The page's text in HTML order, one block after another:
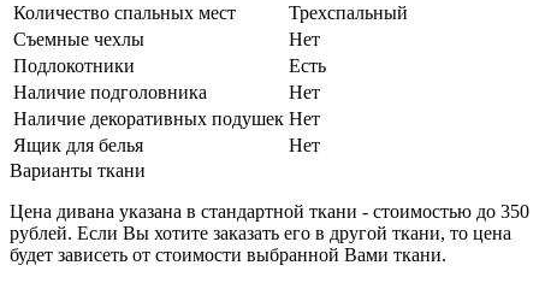
Количество спальных мест
Трехспальный
Съемные чехлы
Нет
Подлокотники
Есть
Наличие подголовника
Нет
Наличие декоративных подушек Нет
Ящик для белья
Нет
Варианты ткани
Цена дивана указана в стандартной ткани - стоимостью до 350
рублей. Если Вы хотите заказать его в другой ткани, то цена
будет зависеть от стоимости выбранной Вами ткани.